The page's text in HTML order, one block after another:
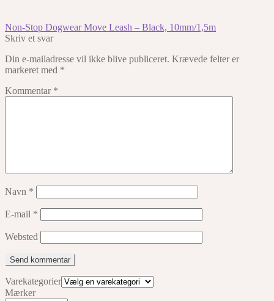
Indlægsnavigation
Forrige
indlæg:
Non-Stop Dogwear Move Leash – Black, 10mm/1,5m
Skriv et svar
Din e-mailadresse vil ikke blive publiceret. Krævede felter er
markeret med *
Kommentar *
Navn *
E-mail *
Websted
Varekategorier
Mærker